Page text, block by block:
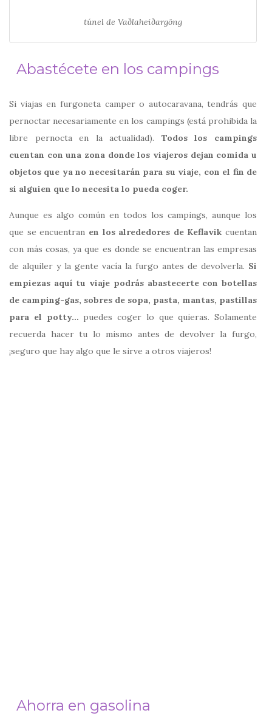
túnel de Vaðlaheiðargöng
Abastécete en los campings
Si viajas en furgoneta camper o autocaravana, tendrás que
pernoctar necesariamente en los campings (está prohibida la
libre pernocta en la actualidad). Todos los campings
cuentan con una zona donde los viajeros dejan comida u
objetos que ya no necesitarán para su viaje, con el fin de
si alguien que lo necesita lo pueda coger.
Aunque es algo común en todos los campings, aunque los
que se encuentran en los alrededores de Keflavik cuentan
con más cosas, ya que es donde se encuentran las empresas
de alquiler y la gente vacía la furgo antes de devolverla. Si
empiezas aquí tu viaje podrás abastecerte con botellas
de camping-gas, sobres de sopa, pasta, mantas, pastillas
para el potty… puedes coger lo que quieras. Solamente
recuerda hacer tu lo mismo antes de devolver la furgo,
¡seguro que hay algo que le sirve a otros viajeros!
Ahorra en gasolina